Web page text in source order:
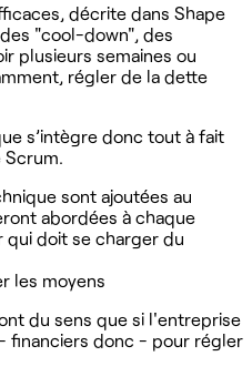
décrite dans Shape
"cool-down", des
plusieurs semaines ou
régler de la dette
s’intègre donc tout à fait
sont ajoutées au
abordées à chaque
doit se charger du
les moyens
du sens que si l'entreprise
financiers donc - pour régler